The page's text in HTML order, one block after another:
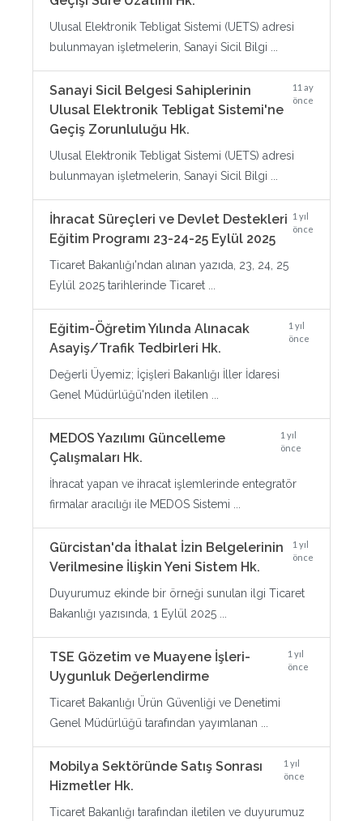
Ulusal Elektronik Tebligat Sistemi (UETS) adresi
bulunmayan işletmelerin, Sanayi Sicil Bilgi ...
Sanayi Sicil Belgesi Sahiplerinin
Ulusal Elektronik Tebligat Sistemi'ne
Geçiş Zorunluluğu Hk.
11 ay
önce
Ulusal Elektronik Tebligat Sistemi (UETS) adresi
bulunmayan işletmelerin, Sanayi Sicil Bilgi ...
İhracat Süreçleri ve Devlet Destekleri
Eğitim Programı 23-24-25 Eylül 2025
1 yıl
önce
Ticaret Bakanlığı'ndan alınan yazıda, 23, 24, 25
Eylül 2025 tarihlerinde Ticaret ...
Eğitim-Öğretim Yılında Alınacak
Asayiş/Trafik Tedbirleri Hk.
1 yıl
önce
Değerli Üyemiz; İçişleri Bakanlığı İller İdaresi
Genel Müdürlüğü'nden iletilen ...
MEDOS Yazılımı Güncelleme
Çalışmaları Hk.
1 yıl
önce
İhracat yapan ve ihracat işlemlerinde entegratör
firmalar aracılığı ile MEDOS Sistemi ...
Gürcistan'da İthalat İzin Belgelerinin
Verilmesine İlişkin Yeni Sistem Hk.
1 yıl
önce
Duyurumuz ekinde bir örneği sunulan ilgi Ticaret
Bakanlığı yazısında, 1 Eylül 2025 ...
TSE Gözetim ve Muayene İşleri-
Uygunluk Değerlendirme
1 yıl
önce
Ticaret Bakanlığı Ürün Güvenliği ve Denetimi
Genel Müdürlüğü tarafından yayımlanan ...
Mobilya Sektöründe Satış Sonrası
Hizmetler Hk.
1 yıl
önce
Ticaret Bakanlığı tarafından iletilen ve duyurumuz